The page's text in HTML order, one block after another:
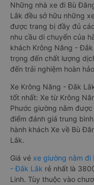
Những nhà xe đi Bù
Lắk đều sở hữu những
được trang bị đầy đủ
nhu cầu di chuyển của
khách Krông Năng -
trọng đến chất lượng
đến trải nghiệm hoàn
Xe Krông Năng - Đắk
tốt nhất: Xe từ Krông
Phước giường nằm
điểm đánh giá trung
hành khách Xe về Bù
Lắk.
Giá vé xe giường nằm đi
- Đắk Lắk rẻ nhất là
Linh. Tùy thuộc vào